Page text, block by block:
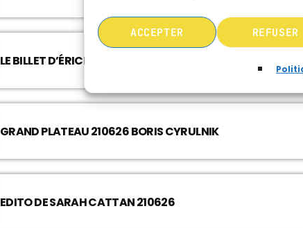
ACCEPTER REFUSER
LE BILLET D’ÉRICK 050726
GRAND PLATEAU 210626 BORIS CYRULNIK
EDITO DE SARAH CATTAN 210626